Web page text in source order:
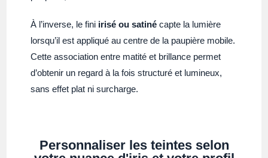
À l’inverse, le fini irisé ou satiné capte la lumière
lorsqu’il est appliqué au centre de la paupière mobile.
Cette association entre matité et brillance permet
d’obtenir un regard à la fois structuré et lumineux,
sans effet plat ni surcharge.
Personnaliser les teintes selon